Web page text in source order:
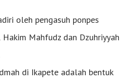
oleh pengasuh ponpes
Mahfudz dan Dzuhriyyah
di Ikapete adalah bentuk